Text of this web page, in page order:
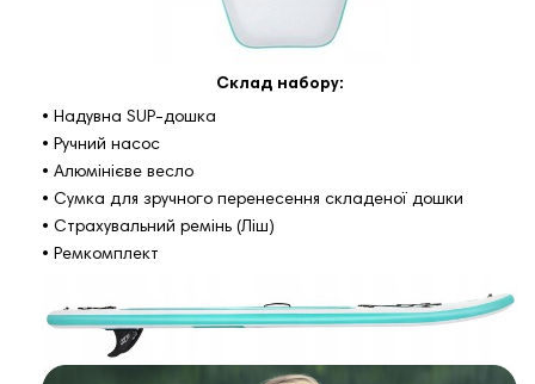
Склад набору:
• Надувна SUP-дошка
• Ручний насос
• Алюмінієве весло
• Сумка для зручного перенесення складеної дошки
• Страхувальний ремінь (Ліш)
• Ремкомплект